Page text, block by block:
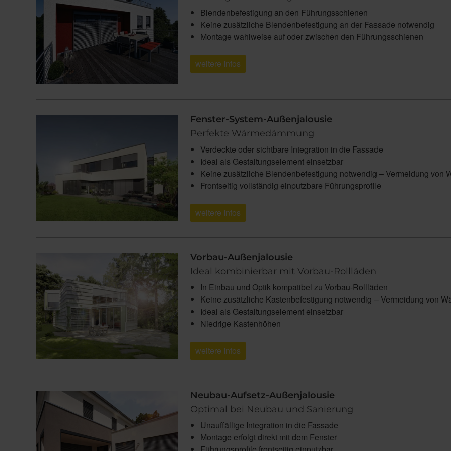
Blendenbefestigung an den Führungsschienen
Keine zusätzliche Blendenbefestigung an der Fassade notwendig
Montage wahlweise auf oder zwischen den Führungsschienen
weitere Infos
Fenster-System-Außenjalousie
Perfekte Wärmedämmung
Verdeckte oder sichtbare Integration in die Fassade
Ideal als Gestaltungselement einsetzbar
Keine zusätzliche Blendenbefestigung notwendig – Vermeidung von
Frontseitig vollständig einputzbare Führungsprofile
weitere Infos
Vorbau-Außenjalousie
Ideal kombinierbar mit Vorbau-Rollläden
In Einbau und Optik kompatibel zu Vorbau-Rollläden
Keine zusätzliche Kastenbefestigung notwendig – Vermeidung von
Ideal als Gestaltungselement einsetzbar
Niedrige Kastenhöhen
weitere Infos
Neubau-Aufsetz-Außenjalousie
Optimal bei Neubau und Sanierung
Unauffällige Integration in die Fassade
Montage erfolgt direkt mit dem Fenster